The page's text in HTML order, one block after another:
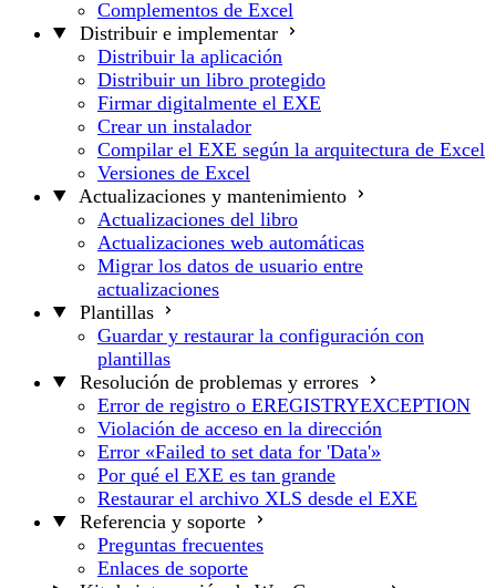
Complementos de Excel
Distribuir e implementar
Distribuir la aplicación
Distribuir un libro protegido
Firmar digitalmente el EXE
Crear un instalador
Compilar el EXE según la arquitectura de Excel
Versiones de Excel
Actualizaciones y mantenimiento
Actualizaciones del libro
Actualizaciones web automáticas
Migrar los datos de usuario entre
actualizaciones
Plantillas
Guardar y restaurar la configuración con
plantillas
Resolución de problemas y errores
Error de registro o EREGISTRYEXCEPTION
Violación de acceso en la dirección
Error «Failed to set data for 'Data'»
Por qué el EXE es tan grande
Restaurar el archivo XLS desde el EXE
Referencia y soporte
Preguntas frecuentes
Enlaces de soporte